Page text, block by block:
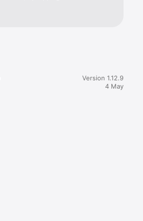
Version 1.12.9
4 May